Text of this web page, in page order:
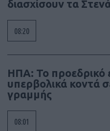
διασχίσουν τα
08:20
ΗΠΑ: Το προεδρικό
υπερβολικά κοντά
γραμμής
08:01